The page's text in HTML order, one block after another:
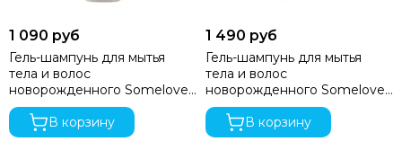
Bumbleride
Cam
Chicco
Comotomo
CottonMoose
1 090 руб
Гель-шампунь для мытья
тела и волос
новорожденного Somelove
с ароматом лаванды и
ванили, 100 мл
В корзину
1 490 руб
Гель-шампунь для мытья
тела и волос
новорожденного Somelove
с ароматом лаванды и
ванили, 200 мл
В корзину